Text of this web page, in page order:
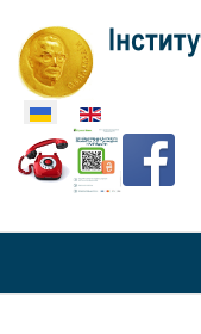
Оберіть свою мову